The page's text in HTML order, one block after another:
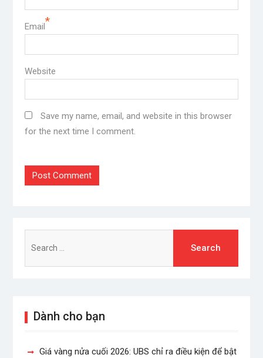
Email*
Website
Save my name, email, and website in this browser
for the next time I comment.
for:
Dành cho bạn
Giá vàng nửa cuối 2026: UBS chỉ ra điều kiện để bật